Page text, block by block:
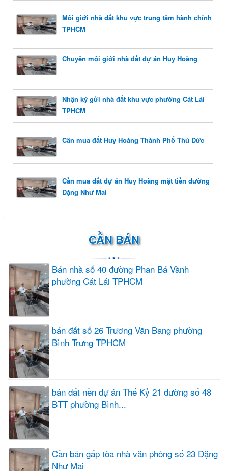
Môi giới nhà đất khu vực trung tâm hành chính
TPHCM
Chuyên môi giới nhà đất dự án Huy Hoàng
Nhận ký gửi nhà đất khu vực phường Cát Lái
TPHCM
Cần mua đất Huy Hoàng Thành Phố Thủ Đức
Cần mua đất dự án Huy Hoàng mặt tiền đường
Đặng Như Mai
CẦN BÁN
Bán nhà số 40 đường Phan Bá Vành
phường Cát Lái TPHCM
bán đất số 26 Trương Văn Bang phường
Bình Trưng TPHCM
bán đất nền dự án Thế Kỷ 21 đường số 48
BTT phường Bình...
Cần bán gấp tòa nhà văn phòng số 23 Đặng
Như Mai